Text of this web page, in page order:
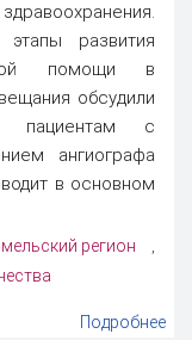
развития
помощи в
обсудили
пациентам с
ангиографа
в основном
регион ,
Подробнее